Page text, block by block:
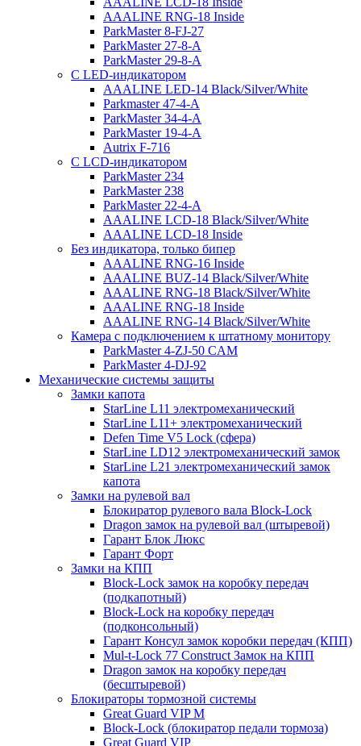
AAALINE RNG-18 Inside
ParkMaster 8-FJ-27
ParkMaster 27-8-A
ParkMaster 29-8-A
С LED-индикатором
AAALINE LED-14 Black/Silver/White
Parkmaster 47-4-A
ParkMaster 34-4-A
ParkMaster 19-4-A
Autrix F-716
С LCD-индикатором
ParkMaster 234
ParkMaster 238
ParkMaster 22-4-A
AAALINE LCD-18 Black/Silver/White
AAALINE LCD-18 Inside
Без индикатора, только бипер
AAALINE RNG-16 Inside
AAALINE BUZ-14 Black/Silver/White
AAALINE RNG-18 Black/Silver/White
AAALINE RNG-18 Inside
AAALINE RNG-14 Black/Silver/White
Камера с подключением к штатному монитору
ParkMaster 4-ZJ-50 CAM
ParkMaster 4-DJ-92
Механические системы защиты
Замки капота
StarLine L11 электромеханический
StarLine L11+ электромеханический
Defen Time V5 Lock (сфера)
StarLine LD12 электромеханический замок
StarLine L21 электромеханический замок
капота
Замки на рулевой вал
Блокиратор рулевого вала Block-Lock
Dragon замок на рулевой вал (штыревой)
Гарант Блок Люкс
Гарант Форт
Замки на КПП
Block-Lock замок на коробку передач
(подкапотный)
Block-Lock на коробку передач
(подконсольный)
Гарант Консул замок коробки передач (КПП)
Mul-t-Lock 77 Construct Замок на КПП
Dragon замок на коробку передач
(бесштыревой)
Блокираторы тормозной системы
Great Guard VIP M
Block-Lock (блокиратор педали тормоза)
Great Guard VIP